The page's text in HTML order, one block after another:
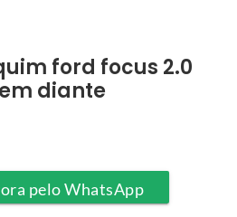
ford focus 2.0
diante
pelo WhatsApp